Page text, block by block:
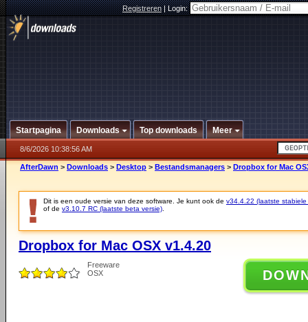
Registreren|Login:
Startpagina Downloads Top downloads Meer
8/6/2026 10:38:56 AM
AfterDawn > Downloads > Desktop > Bestandsmanagers > Dropbox for Mac
Dit is een oude versie van deze software. Je kunt ook de v34.4.22 (laatste stabiele
of de v3.10.7 RC (laatste beta versie)
Dropbox for Mac OSX v1.4.20
Freeware
OSX